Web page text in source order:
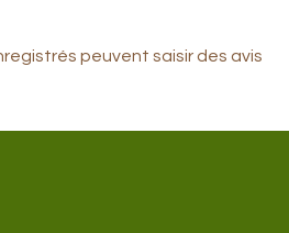
peuvent saisir des avis